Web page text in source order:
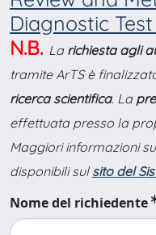
Diagnostic
N.B. La richiesta agli
tramite ArTS è
ricerca scientifica. La
effettuata presso la
Maggiori informazioni
disponibili sul sito del
Nome del richiedente